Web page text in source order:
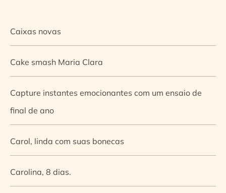
Caixas novas
Cake smash Maria Clara
Capture instantes emocionantes com um ensaio de
final de ano
Carol, linda com suas bonecas
Carolina, 8 dias.